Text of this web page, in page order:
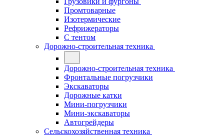
Промтоварные
Изотермические
Рефрижераторы
С тентом
Дорожно-строительная техника
Дорожно-строительная техника
Фронтальные погрузчики
Экскаваторы
Дорожные катки
Мини-погрузчики
Мини-экскаваторы
Автогрейдеры
Сельскохозяйственная техника